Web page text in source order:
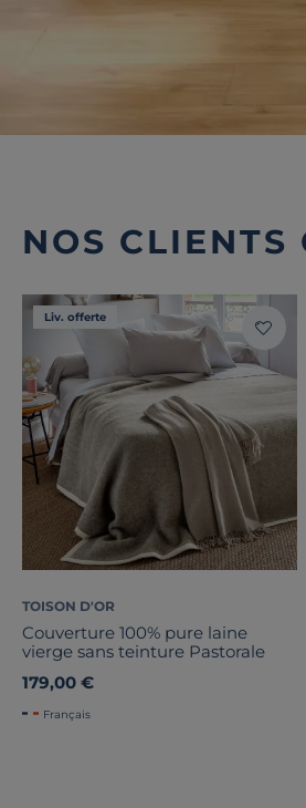
NOS
Liv. offerte
TOISON D'OR
Couverture 100% pure laine
vierge sans teinture Pastorale
179,00 €
Français